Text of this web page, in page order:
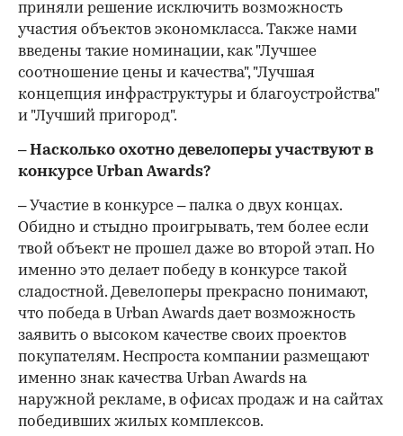
приняли решение исключить возможность
участия объектов экономкласса. Также нами
введены такие номинации, как "Лучшее
соотношение цены и качества", "Лучшая
концепция инфраструктуры и благоустройства"
и "Лучший пригород".
– Насколько охотно девелоперы участвуют в
конкурсе Urban Awards?
– Участие в конкурсе – палка о двух концах.
Обидно и стыдно проигрывать, тем более если
твой объект не прошел даже во второй этап. Но
именно это делает победу в конкурсе такой
сладостной. Девелоперы прекрасно понимают,
что победа в Urban Awards дает возможность
заявить о высоком качестве своих проектов
покупателям. Неспроста компании размещают
именно знак качества Urban Awards на
наружной рекламе, в офисах продаж и на сайтах
победивших жилых комплексов.